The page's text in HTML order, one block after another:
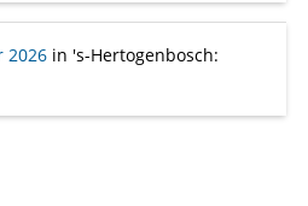
2026in 's-Hertogenbosch: